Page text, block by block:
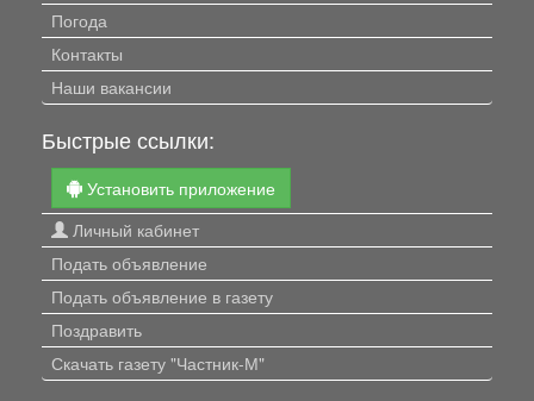
Погода
Контакты
Наши вакансии
Быстрые ссылки:
Установить приложение
Личный кабинет
Подать объявление
Подать объявление в газету
Поздравить
Скачать газету "Частник-М"